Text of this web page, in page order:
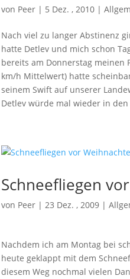
von Peer | 5 Dez. , 2010 |
Nach viel zu langer Abstinenz
hatte Detlev und mich schon
bereits am Donnerstag meinen
km/h Mittelwert) hatte
seinem Swift auf unserer
Detlev würde mal wieder in
Schneefliegen
von Peer |23 Dez. , 2009 |
Nachdem ich am Montag bei
heute geklappt mit dem
diesem Weg nochmal vielen